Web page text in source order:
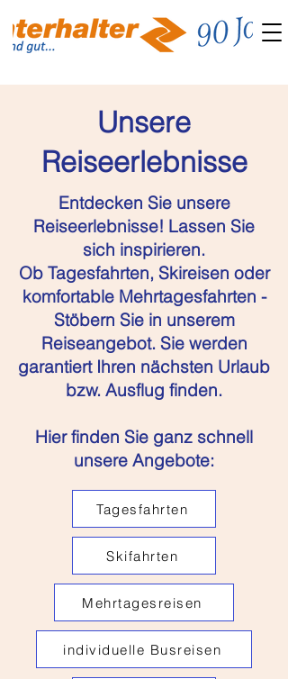
Unsere
Reiseerlebnisse
Entdecken Sie unsere
Reiseerlebnisse! Lassen Sie
sich inspirieren.
Ob Tagesfahrten, Skireisen oder
komfortable Mehrtagesfahrten -
Stöbern Sie in unserem
Reiseangebot. Sie werden
garantiert Ihren nächsten Urlaub
bzw. Ausflug finden.
Hier finden Sie ganz schnell
unsere Angebote:
Tagesfahrten
Skifahrten
Mehrtagesreisen
individuelle Busreisen